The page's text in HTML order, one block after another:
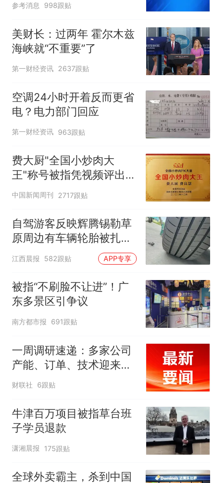
参考消息 998跟贴
美财长：过两年 霍尔木兹
海峡就“不重要”了
第一财经资讯 2637跟贴
空调24小时开着反而更省
电？电力部门回应
第一财经资讯 963跟贴
费大厨"全国小炒肉大
王"称号被指凭视频评出
官方回应
中国新闻周刊 2717跟贴
自驾游客反映辉腾锡勒草
原周边有车辆轮胎被扎，
修理店铺换胎价格高达千
元，官方发布情况通报
江西晨报 582跟贴 APP专享
被指“不刷脸不让进”！广
东多景区引争议
南方都市报 691跟贴
一周调研速递：多家公司
产能、订单、技术迎来突
破，涉及PCB、MLCC、
财联社 6跟贴
牛津百万项目被指草台班
子学员退款
潇湘晨报 175跟贴
全球外卖霸主，杀到中国